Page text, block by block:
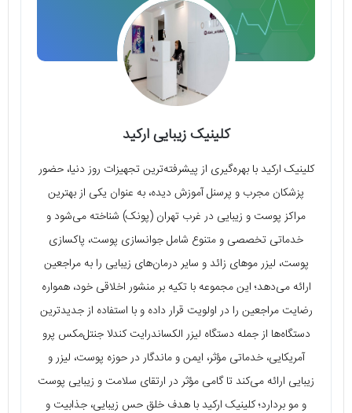
کلینیک زیبایی ارکید
کلینیک ارکید با بهره‌گیری از پیشرفته‌ترین تجهیزات روز دنیا، حضور
پزشکان مجرب و پرسنل آموزش ‌دیده، به ‌عنوان یکی از بهترین
مراکز پوست و زیبایی در غرب تهران (پونک) شناخته می‌شود و
خدماتی تخصصی و متنوع شامل جوانسازی پوست، پاکسازی
پوست، لیزر موهای زائد و سایر درمان‌های زیبایی را به مراجعین
ارائه می‌دهد؛ این مجموعه با تکیه بر منشور اخلاقی خود، همواره
رضایت مراجعین را در اولویت قرار داده و با استفاده از جدیدترین
دستگاه‌ها از جمله دستگاه لیزر الکساندرایت کندلا جنتل‌مکس پرو
آمریکایی، خدماتی مؤثر، ایمن و ماندگار در حوزه پوست، لیزر و
زیبایی ارائه می‌کند تا گامی مؤثر در ارتقای سلامت و زیبایی پوست
و مو بردارد؛ کلینیک ارکید با هدف خلق حس زیبایی، جذابیت و